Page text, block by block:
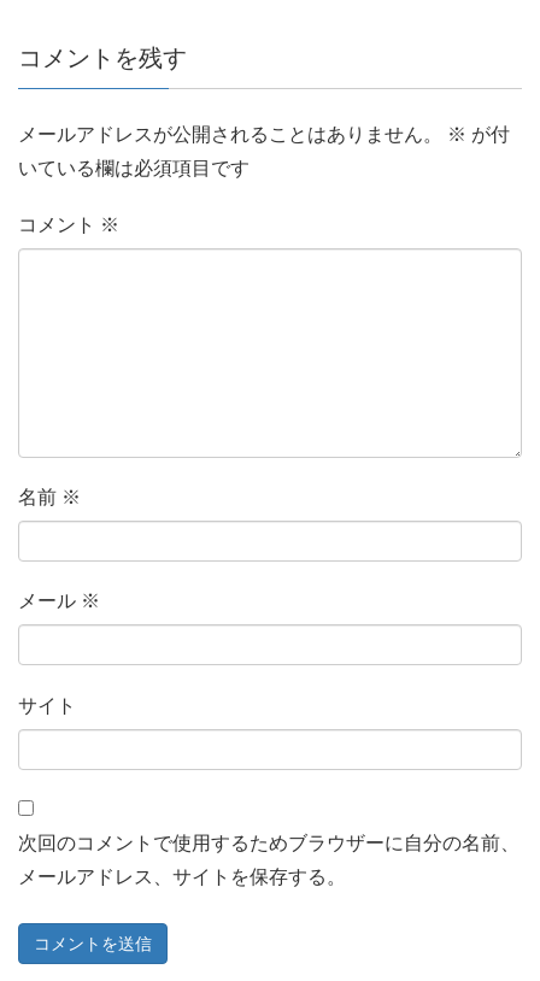
コメントを残す
メールアドレスが公開されることはありません。 ※ が付
いている欄は必須項目です
コメント ※
名前 ※
メール ※
サイト
次回のコメントで使用するためブラウザーに自分の名前、
メールアドレス、サイトを保存する。